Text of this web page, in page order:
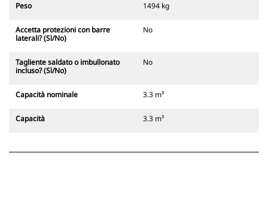
Peso 1494 kg
Accetta protezioni con barre
laterali? (Sì/No)
No
Tagliente saldato o imbullonato
incluso? (Sì/No)
No
Capacità nominale 3.3 m³
Capacità 3.3 m³